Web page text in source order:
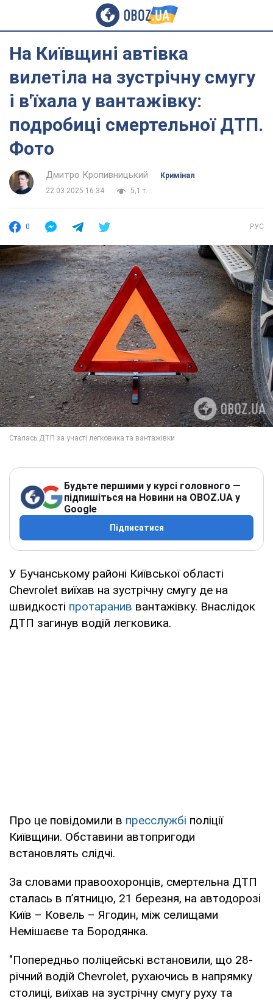
На Київщині автівка
вилетіла на зустрічну смугу
і в'їхала у вантажівку:
подробиці смертельної ДТП.
Фото
Дмитро Кропивницький
Кримінал
22.03.2025 16:34
5,1 т.
0 РУС
Будьте першими у курсі головного —
підпишіться на Новини на OBOZ.UA у
Google
Підписатися
У Бучанському районі Київської області
Chevrolet виїхав на зустрічну смугу де на
швидкості протаранив вантажівку. Внаслідок
ДТП загинув водій легковика.
Про це повідомили в пресслужбі поліції
Київщини. Обставини автопригоди
встановлять слідчі.
За словами правоохоронців, смертельна ДТП
сталась в п’ятницю, 21 березня, на автодорозі
Київ – Ковель – Ягодин, між селищами
Немішаєве та Бородянка.
"Попередньо поліцейські встановили, що 28-
річний водій Chevrolet, рухаючись в напрямку
столиці, виїхав на зустрічну смугу руху та